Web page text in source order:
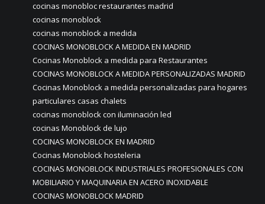
cocinas monobloc restaurantes madrid
cocinas monoblock
cocinas monoblock a medida
COCINAS MONOBLOCK A MEDIDA EN MADRID
Cocinas Monoblock a medida para Restaurantes
COCINAS MONOBLOCK A MEDIDA PERSONALIZADAS MADRID
Cocinas Monoblock a medida personalizadas para hogares
particulares casas chalets
cocinas monoblock con iluminación led
cocinas Monoblock de lujo
COCINAS MONOBLOCK EN MADRID
Cocinas Monoblock hosteleria
COCINAS MONOBLOCK INDUSTRIALES PROFESIONALES CON
MOBILIARIO Y MAQUINARIA EN ACERO INOXIDABLE
COCINAS MONOBLOCK MADRID